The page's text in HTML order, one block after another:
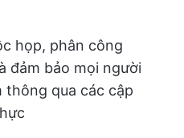
họp, phân công
đảm bảo mọi người
thông qua các cập